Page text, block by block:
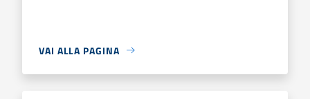
VAI ALLA PAGINA